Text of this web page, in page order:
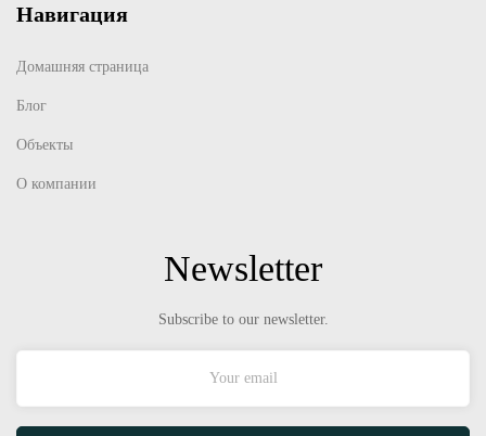
Навигация
Домашняя страница
Блог
Объекты
О компании
Newsletter
Subscribe to our newsletter.